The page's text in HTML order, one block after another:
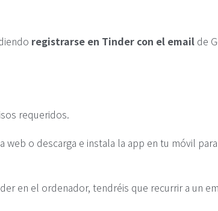
registrarse en Tinder con el email de
requeridos.
web o descarga e instala la app en tu móvil
en el ordenador, tendréis que recurrir a un